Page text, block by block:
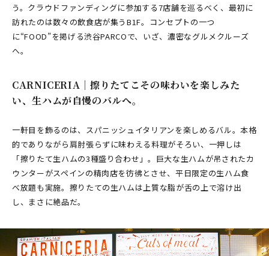
う。クラウドファンディングに参加する7店舗を巡るべく、最初に
訪れたのは数々の飲食店が集うB1F。コンセプトの一つ
に“FOOD”を掲げる渋谷PARCOで、いざ、濃密なグルメクルーズ
へ。
CARNICERIA│擦りたてこその味わいを楽しみた
い、生ハムが自慢のバルへ。
一軒目を飾るのは、スパニッシュイタリアンを楽しめるバル。本格
的でありながら肩肘張らずに味わえる料理がそろい、一押しは
「擦りたて生ハムの3種盛り合わせ」。巨大な生ハムが吊されたカ
ウンターがスペインの精肉店を彷彿とさせ、平日限定の生ハム食
べ放題も実施。擦りたての生ハムは上質な脂が舌の上で溶け出
し、まさに絶品だ。